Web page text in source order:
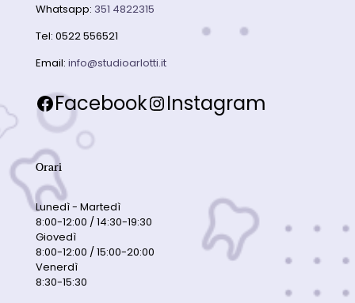
Whatsapp: 351 4822315
Tel: 0522 556521
Email: info@studioarlotti.it
Facebook Instagram
Orari
Lunedì - Martedì
8:00-12:00 / 14:30-19:30
Giovedì
8:00-12:00 / 15:00-20:00
Venerdì
8:30-15:30